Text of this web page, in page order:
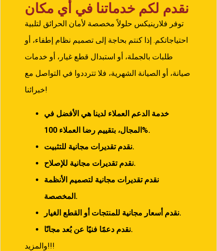
نقدم لكم خدماتنا في أي مكان
توفر فلارينيكس حلولاً مخصصة لأمان الحرائق لتلبية
احتياجاتكم. إذا كنتم بحاجة إلى تصميم نظام إطفاء، أو
طلبات بالجملة، أو استبدال قطع غيار، أو خدمات
صيانة، أو الصيانة الشهرية، فلا تترددوا في التواصل مع
خبرائنا!
خدمة الدعم العملاء لدينا هي الأفضل في
المجال، بتقييم رضا العملاء100%.
نقدم تقديرات مجانية للتثبيت.
نقدم تقديرات مجانية للإصلاح.
نقدم تقديرات مجانية لتصميم الأنظمة
المخصصة.
نقدم أسعار مجانية للمنتجات أو القطع الغيار.
نقدم دعمًا فنيًا عن بُعد مجانًا.
والمزيد!!!